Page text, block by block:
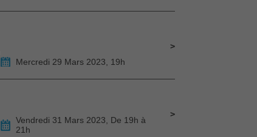
Mercredi 29 Mars 2023, 19h
Vendredi 31 Mars 2023, De 19h à
21h